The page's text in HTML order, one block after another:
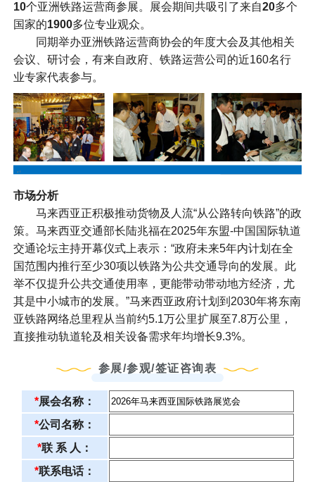
10个亚洲铁路运营商参展。展会期间共吸引了来自20多个
国家的1900多位专业观众。
同期举办亚洲铁路运营商协会的年度大会及其他相关
会议、研讨会，有来自政府、铁路运营公司的近160名行
业专家代表参与。
市场分析
马来西亚正积极推动货物及人流“从公路转向铁路”的政
策。马来西亚交通部长陆兆福在2025年东盟-中国国际轨道
交通论坛主持开幕仪式上表示：“政府未来5年内计划在全
国范围内推行至少30项以铁路为公共交通导向的发展。此
举不仅提升公共交通使用率，更能带动带动地方经济，尤
其是中小城市的发展。”马来西亚政府计划到2030年将东南
亚铁路网络总里程从当前约5.1万公里扩展至7.8万公里，
直接推动轨道轮及相关设备需求年均增长9.3%。
参展/参观/签证咨询表
*展会名称：
*公司名称：
*联 系 人：
*联系电话：